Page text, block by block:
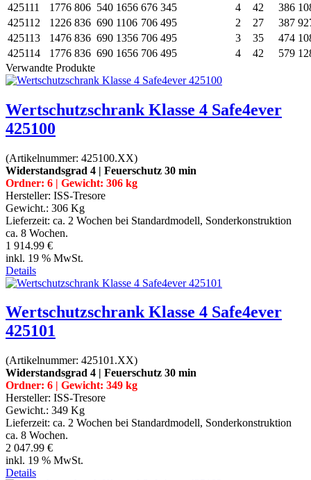
425111
1776 806 540 1656 676 345 4 42 386
425112
1226 836 690 1106 706 495 2 27 387
425113
1476 836 690 1356 706 495 3 35 474
425114
1776 836 690 1656 706 495 4 42 579
Verwandte Produkte
Wertschutzschrank Klasse 4 Safe4ever
425100
(Artikelnummer: 425100.XX)
Widerstandsgrad 4 | Feuerschutz 30 min
Ordner: 6 | Gewicht: 306 kg
Hersteller: ISS-Tresore
Gewicht.: 306 Kg
Lieferzeit: ca. 2 Wochen bei Standardmodell, Sonderkonstruktion
ca. 8 Wochen.
1 914.99 €
inkl. 19 % MwSt.
Details
Wertschutzschrank Klasse 4 Safe4ever
425101
(Artikelnummer: 425101.XX)
Widerstandsgrad 4 | Feuerschutz 30 min
Ordner: 6 | Gewicht: 349 kg
Hersteller: ISS-Tresore
Gewicht.: 349 Kg
Lieferzeit: ca. 2 Wochen bei Standardmodell, Sonderkonstruktion
ca. 8 Wochen.
2 047.99 €
inkl. 19 % MwSt.
Details